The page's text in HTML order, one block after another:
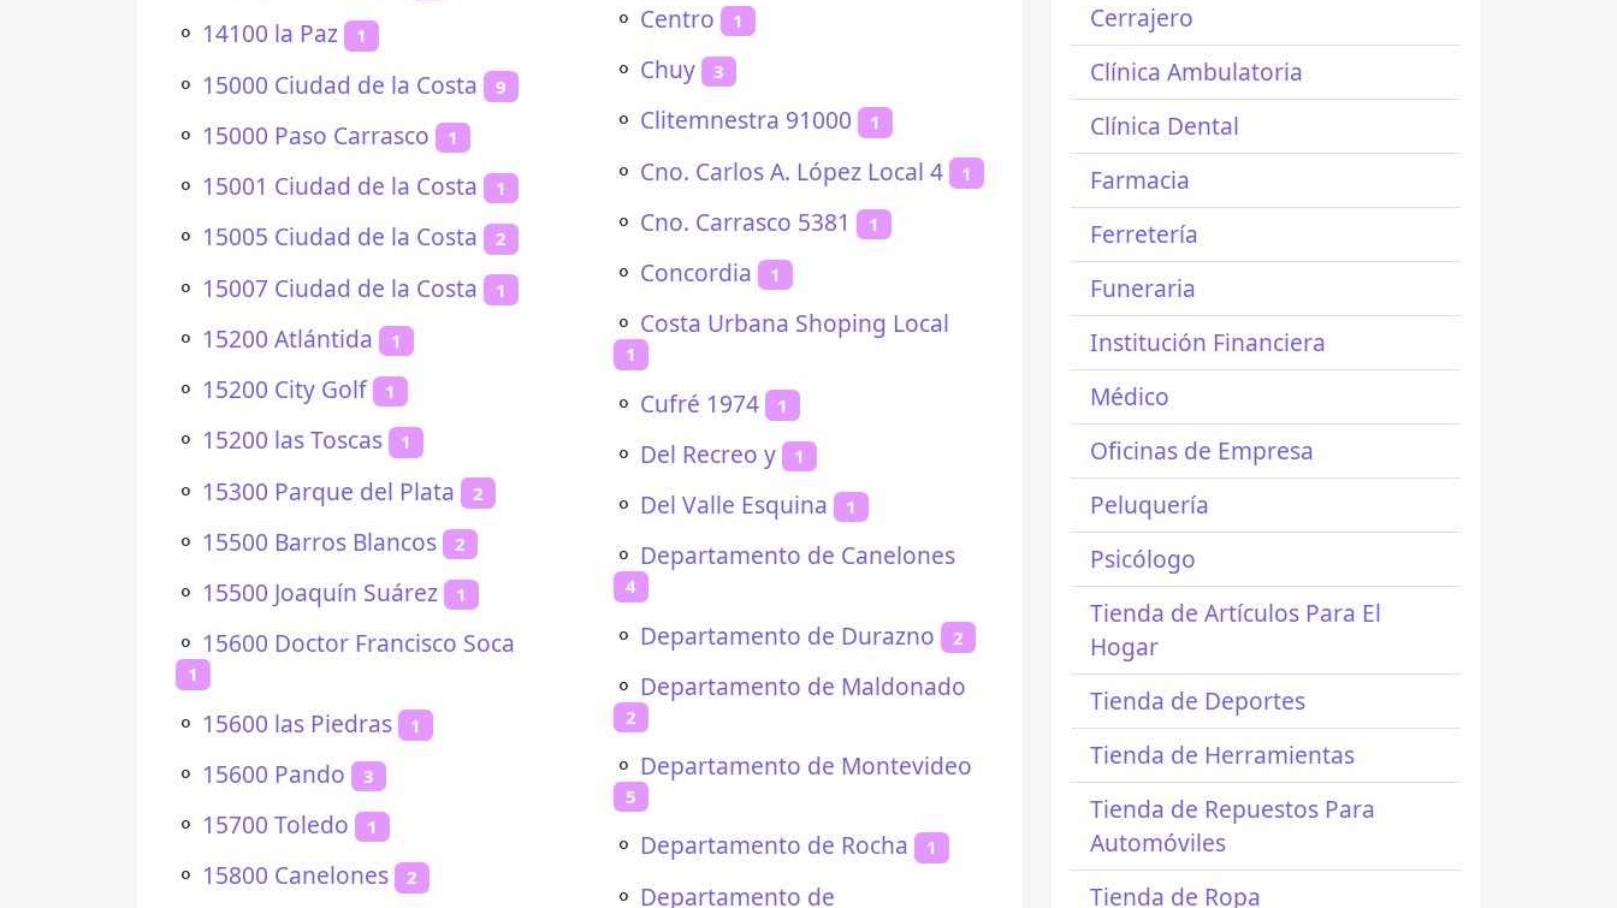
⚬ 14100 la Paz 1
⚬ 15000 Ciudad de la Costa 9
⚬ 15000 Paso Carrasco 1
⚬ 15001 Ciudad de la Costa 1
⚬ 15005 Ciudad de la Costa 2
⚬ 15007 Ciudad de la Costa 1
⚬ 15200 Atlántida 1
⚬ 15200 City Golf 1
⚬ 15200 las Toscas 1
⚬ 15300 Parque del Plata 2
⚬ 15500 Barros Blancos 2
⚬ 15500 Joaquín Suárez 1
⚬ 15600 Doctor Francisco Soca
1
⚬ 15600 las Piedras 1
⚬ 15600 Pando 3
⚬ 15700 Toledo 1
⚬ 15800 Canelones 2
⚬ Centro 1
⚬ Chuy 3
⚬ Clitemnestra 91000 1
⚬ Cno. Carlos A. López Local 4 1
⚬ Cno. Carrasco 5381 1
⚬ Concordia 1
⚬ Costa Urbana Shoping Local
1
⚬ Cufré 1974 1
⚬ Del Recreo y 1
⚬ Del Valle Esquina 1
⚬ Departamento de Canelones
4
⚬ Departamento de Durazno 2
⚬ Departamento de Maldonado
2
⚬ Departamento de Montevideo
5
⚬ Departamento de Rocha 1
⚬ Departamento de
Cerrajero
Clínica Ambulatoria
Clínica Dental
Farmacia
Ferretería
Funeraria
Institución Financiera
Médico
Oficinas de Empresa
Peluquería
Psicólogo
Tienda de Artículos Para El
Hogar
Tienda de Deportes
Tienda de Herramientas
Tienda de Repuestos Para
Automóviles
Tienda de Ropa